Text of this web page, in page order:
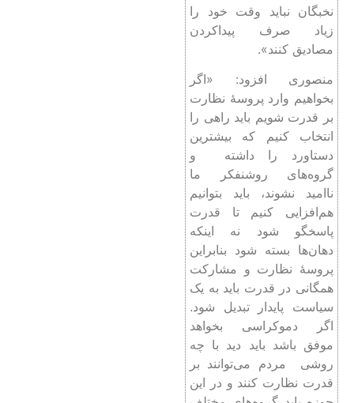
منصوری افزود: «اگر
بخواهیم وارد پروسۀ نظارت
بر قدرت شویم باید راهی را
انتخاب کنیم که بیشترین
دستاورد را داشته و
گروه‌های روشنفکر ما
ناامید نشوند، باید بتوانیم
هم‌افزایی کنیم تا قدرت
پاسخگو شود نه اینکه
دهان‌ها بسته شود بنابراین
پروسۀ نظارت و مشارکت
همگانی در قدرت باید به یک
سیاست پایدار تبدیل شود.
اگر دموکراسی بخواهد
موفق باشد باید دید با چه
روشی مردم می‌توانند بر
قدرت نظارت کنند و در این
حوزه باید گروه‌های مختلف
به وحدت نظر برسند».
یاشار سلطانی نیز با بیان